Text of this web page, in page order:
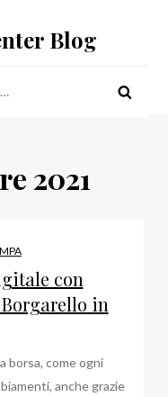
Blog
2021
con
in
borsa, come ogni
anche grazie